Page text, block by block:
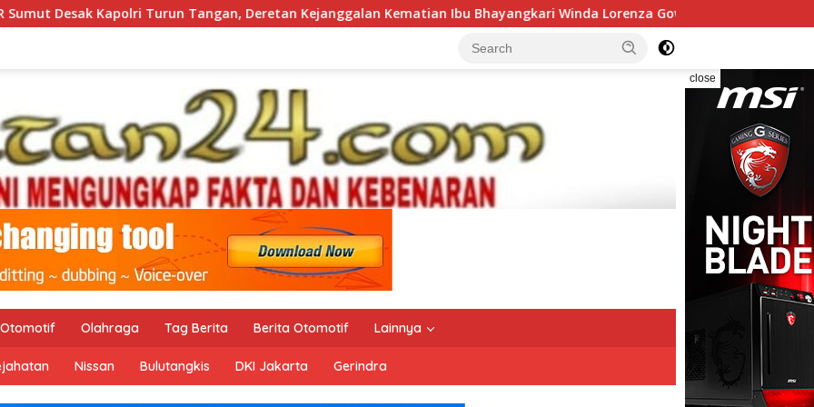
Deretan Kejanggalan Kematian Ibu Bhayangkari Winda Lorenza Gowasa Dinilai Harus Dibuka Terang – Benderang
close
Otomotif Olahraga Tag Berita Berita Otomotif Lainnya
Nissan Bulutangkis DKI Jakarta Gerindra